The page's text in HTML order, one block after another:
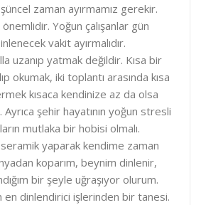
zaman ayırmamız gerekir.
Yoğun çalışanlar gün
vakit ayırmalıdır.
uzanıp yatmak değildir. Kısa bir
okumak, iki toplantı arasında kısa
kısaca kendinize az da olsa
Ayrıca şehir hayatının yoğun stresli
mutlaka bir hobisi olmalı.
yaparak kendime zaman
koparım, beynim dinlenir,
bir şeyle uğraşıyor olurum.
en dinlendirici işlerinden bir tanesi.